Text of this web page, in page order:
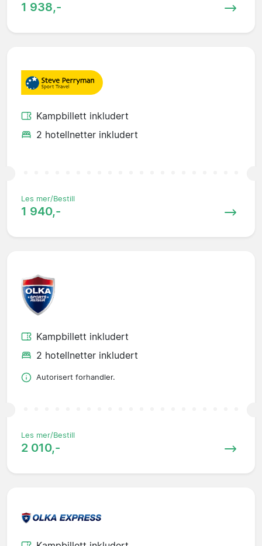
1 938,-
Kampbillett inkludert
2 hotellnetter inkludert
Les mer/Bestill
1 940,-
Kampbillett inkludert
2 hotellnetter inkludert
Autorisert forhandler.
Les mer/Bestill
2 010,-